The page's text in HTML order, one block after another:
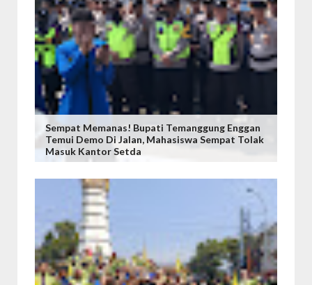
Sempat Memanas! Bupati Temanggung Enggan
Temui Demo Di Jalan, Mahasiswa Sempat Tolak
Masuk Kantor Setda